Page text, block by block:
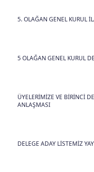
5. OLAĞAN GENEL KURUL
5 OLAĞAN GENEL KURUL
ÜYELERİMİZE VE BİRİNCİ
ANLAŞMASI
DELEGE ADAY LİSTEMİZ